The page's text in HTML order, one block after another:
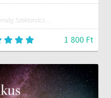
Munka-Tűz-Biztonság Szaktanácsadó Iroda
1 800 Ft